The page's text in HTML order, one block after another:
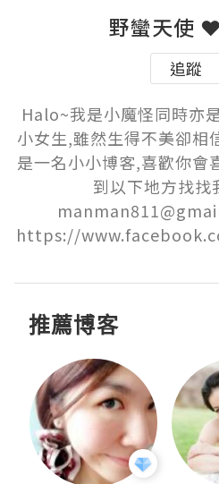
野蠻天使
追蹤
Halo~我是小魔怪同時亦
小女生,雖然生得不美卻相
是一名小小博客,喜歡你會
到以下地方找找
https://
推薦博客